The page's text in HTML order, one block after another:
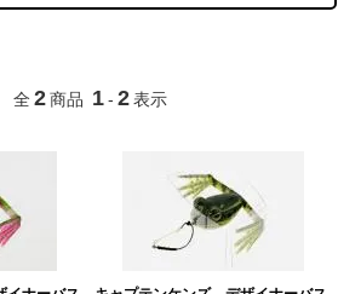
全 2 商品 1 - 2 表示